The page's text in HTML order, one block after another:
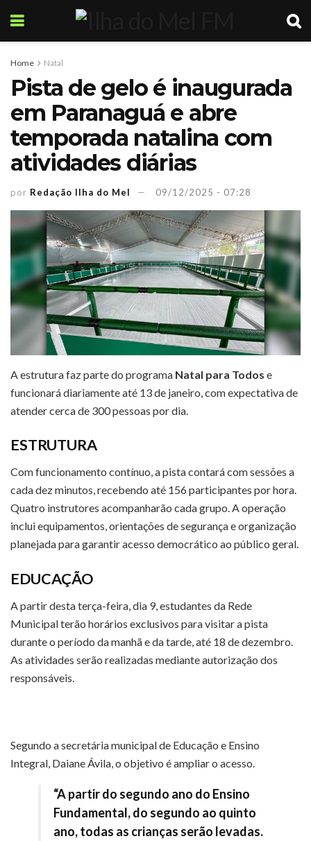
Home Natal
Pista de gelo é inaugurada
em Paranaguá e abre
temporada natalina com
atividades diárias
por Redação Ilha do Mel 09/12/2025 - 07:28
A estrutura faz parte do programa Natal para Todos e
funcionará diariamente até 13 de janeiro, com expectativa de
atender cerca de 300 pessoas por dia.
ESTRUTURA
Com funcionamento contínuo, a pista contará com sessões a
cada dez minutos, recebendo até 156 participantes por hora.
Quatro instrutores acompanharão cada grupo. A operação
inclui equipamentos, orientações de segurança e organização
planejada para garantir acesso democrático ao público geral.
EDUCAÇÃO
A partir desta terça-feira, dia 9, estudantes da Rede
Municipal terão horários exclusivos para visitar a pista
durante o período da manhã e da tarde, até 18 de dezembro.
As atividades serão realizadas mediante autorização dos
responsáveis.
Segundo a secretária municipal de Educação e Ensino
Integral, Daiane Ávila, o objetivo é ampliar o acesso.
“A partir do segundo ano do Ensino
Fundamental, do segundo ao quinto
ano, todas as crianças serão levadas.